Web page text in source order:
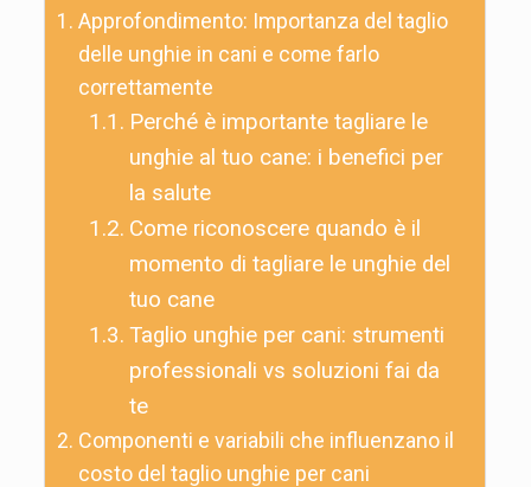
Approfondimento: Importanza del taglio
delle unghie in cani e come farlo
correttamente
Perché è importante tagliare le
unghie al tuo cane: i benefici per
la salute
Come riconoscere quando è il
momento di tagliare le unghie del
tuo cane
Taglio unghie per cani: strumenti
professionali vs soluzioni fai da
te
Componenti e variabili che influenzano il
costo del taglio unghie per cani